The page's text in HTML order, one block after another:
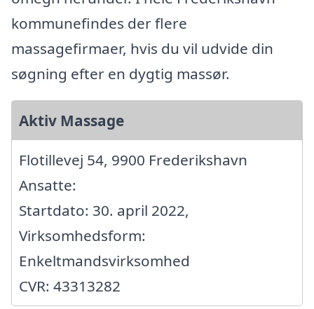
kommunefindes der flere
massagefirmaer, hvis du vil udvide din
søgning efter en dygtig massør.
Aktiv Massage
Flotillevej 54, 9900 Frederikshavn
Ansatte:
Startdato: 30. april 2022,
Virksomhedsform:
Enkeltmandsvirksomhed
CVR: 43313282